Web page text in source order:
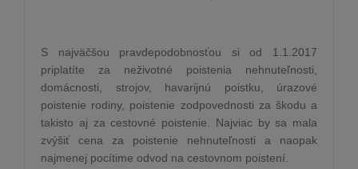
S najväčšou pravdepodobnosťou si od 1.1.2017
priplatíte za neživotné poistenia nehnuteľnosti,
domácnosti, strojov, havarijnú poistku, úrazové
poistenie rodiny, poistenie zodpovednosti za škodu a
takisto aj za cestovné poistenie. Najviac by sa mala
zvýšiť cena za poistenie nehnuteľnosti a naopak
najmenej pocítime odvod na cestovnom poistení.